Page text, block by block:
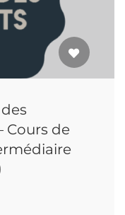
Cours de